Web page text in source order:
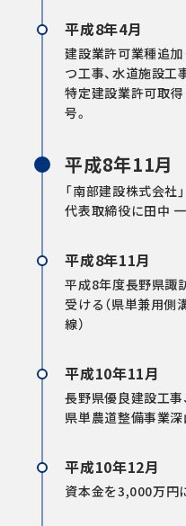
平成8年4月
建設業許可業種追加
つ工事、水道施設工
特定建設業許可取得
号。
平成8年11月
「南部建設株式会社
代表取締役に田中 一
平成8年11月
平成8年度長野県諏
受ける（県単兼用側
線）
平成10年11月
長野県優良建設工事
県単農道整備事業
平成10年12月
資本金を3,000万円